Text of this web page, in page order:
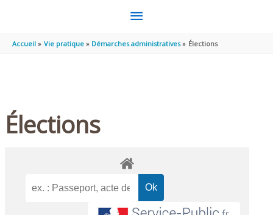
MENU
PRINCIPAL
Accueil Vie pratique Démarches administratives Élections
Élections